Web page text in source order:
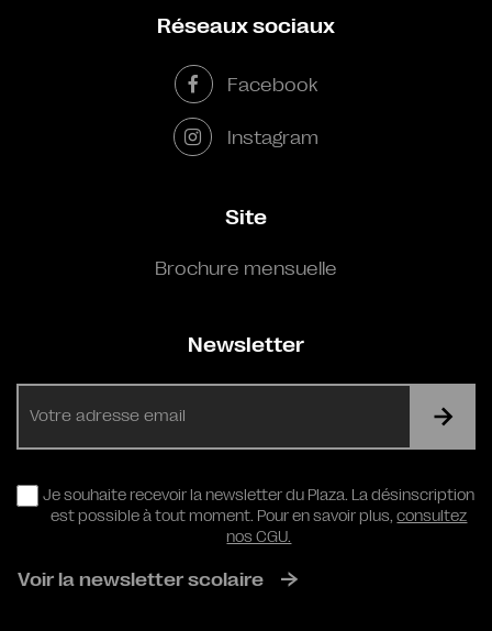
Réseaux sociaux
Facebook
Instagram
Site
Brochure mensuelle
Newsletter
RGPD
Je souhaite recevoir la newsletter du Plaza. La désinscription
est possible à tout moment. Pour en savoir plus,consultez
nos CGU.
Voir la newsletter scolaire